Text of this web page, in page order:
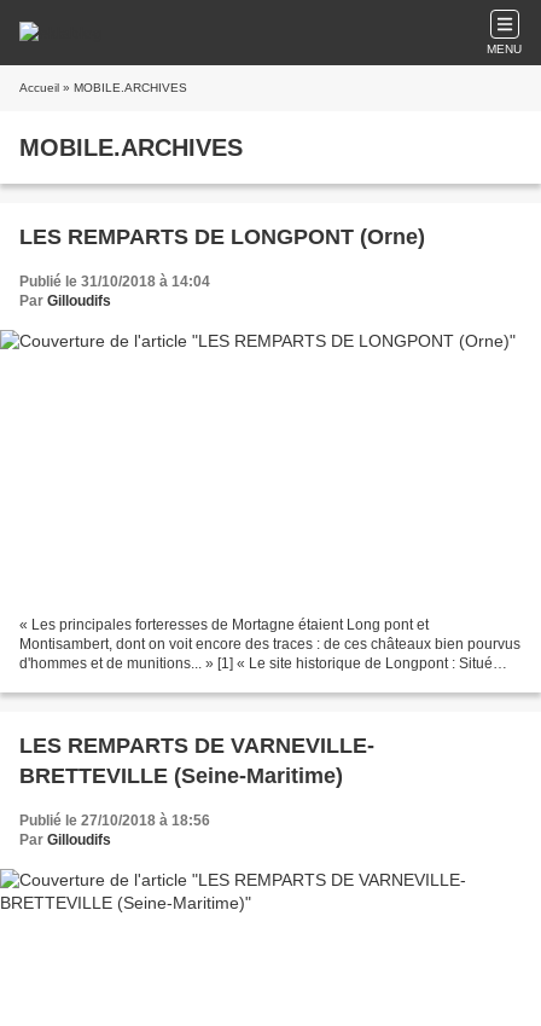
MENU
Accueil » MOBILE.ARCHIVES
MOBILE.ARCHIVES
LES REMPARTS DE LONGPONT (Orne)
Publié le 31/10/2018 à 14:04
Par Gilloudifs
« Les principales forteresses de Mortagne étaient Long pont et
Montisambert, dont on voit encore des traces : de ces châteaux bien pourvus
d'hommes et de munitions... » [1] « Le site historique de Longpont : Situé
LES REMPARTS DE VARNEVILLE-
BRETTEVILLE (Seine-Maritime)
Publié le 27/10/2018 à 18:56
Par Gilloudifs